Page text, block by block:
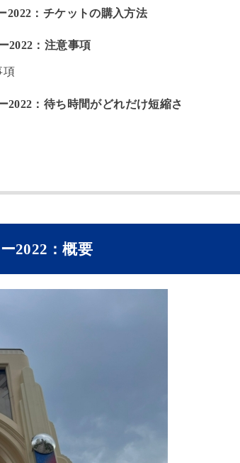
2022：チケットの購入方法
2022：注意事項
項
：待ち時間がどれだけ短縮さ
2022：概要